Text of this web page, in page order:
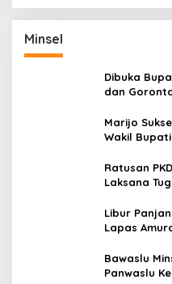
Minsel
Dibuka
dan
Marijo
Wakil
Ratusan
Laksana
Libur
Lapas
Bawaslu
Panwaslu